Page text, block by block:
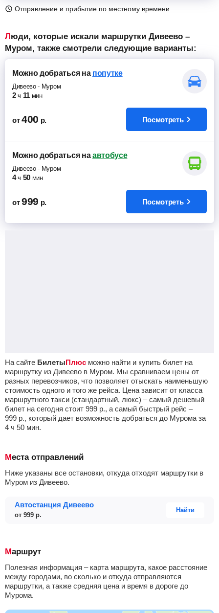
Отправление и прибытие по местному времени.
Люди, которые искали маршрутки Дивеево –
Муром, также смотрели следующие варианты:
Можно добратьсяна попутке
Дивеево- Муром
2 ч 11 мин
от 400 р. Посмотреть
Можно добратьсяна автобусе
Дивеево- Муром
4 ч 50 мин
от 999 р. Посмотреть
На сайте БилетыПлюс можно найти и купить билет на
маршрутку из Дивеево в Муром. Мы сравниваем цены от
разных перевозчиков, что позволяет отыскать наименьшую
стоимость одного и того же рейса. Цена зависит от класса
маршрутного такси (стандартный, люкс) – самый дешевый
билет на сегодня стоит 999 р., а самый быстрый рейс –
999 р., который дает возможность добраться до Мурома за
4 ч 50 мин.
Места отправлений
Ниже указаны все остановки, откуда отходят маршрутки в
Муром из Дивеево.
Автостанция Дивеево
от 999 р.
Найти
Маршрут
Полезная информация – карта маршрута, какое расстояние
между городами, во сколько и откуда отправляются
маршрутки, а также средняя цена и время в дороге до
Мурома.